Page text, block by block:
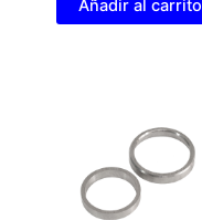
Añadir al carrito